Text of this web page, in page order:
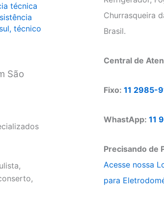
técnica
, técnico
São
Churrasqueira
Brasil.
Central de
Fixo: 11 2985-
WhastApp: 11
Precisando de
Acesse nossa
para